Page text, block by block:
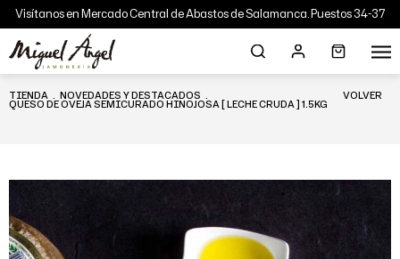
Visítanos en Mercado Central de Abastos de Salamanca. Puestos 34-37
TIENDA . NOVEDADES Y DESTACADOS .
QUESO DE OVEJA SEMICURADO HINOJOSA [ LECHE CRUDA ] 1.5KG
VOLVER